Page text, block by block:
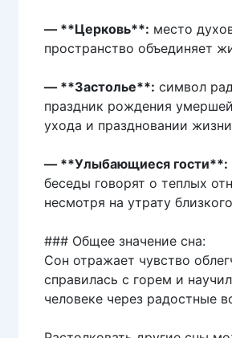
— **Церковь**: место
пространство объединяет
— **Застолье**: символ
праздник рождения
ухода и праздновании
— **Улыбающиеся гости**:
беседы говорят о теплых
несмотря на утрату
### Общее значение сна:
Сон отражает чувство
справилась с горем и
человеке через радостные